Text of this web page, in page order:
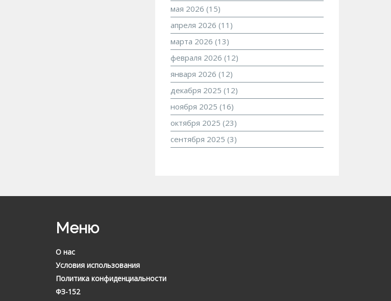
мая 2026 (15)
апреля 2026 (11)
марта 2026 (13)
февраля 2026 (12)
января 2026 (12)
декабря 2025 (12)
ноября 2025 (16)
октября 2025 (23)
сентября 2025 (3)
Меню
О нас
Условия использования
Политика конфиденциальности
ФЗ-152